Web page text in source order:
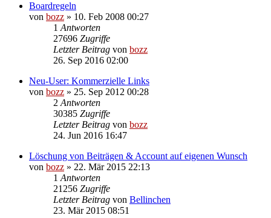
Boardregeln
von bozz » 10. Feb 2008 00:27
1 Antworten
27696 Zugriffe
Letzter Beitrag von bozz
26. Sep 2016 02:00
Neu-User: Kommerzielle Links
von bozz » 25. Sep 2012 00:28
2 Antworten
30385 Zugriffe
Letzter Beitrag von bozz
24. Jun 2016 16:47
Löschung von Beiträgen & Account auf eigenen Wunsch
von bozz » 22. Mär 2015 22:13
1 Antworten
21256 Zugriffe
Letzter Beitrag von Bellinchen
23. Mär 2015 08:51